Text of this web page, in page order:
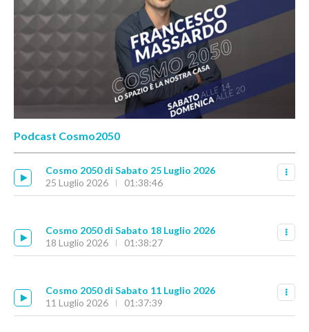
Podcast Cosmo2050
Cosmo 2050 di Sabato 25 Luglio 2026
25 Luglio 2026
01:38:46
Cosmo 2050 di Sabato 18 Luglio 2026
18 Luglio 2026
01:38:27
Cosmo 2050 di Sabato 11 Luglio 2026
11 Luglio 2026
01:37:39